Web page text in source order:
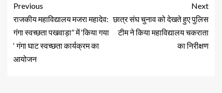
Previous
राजकीय महाविद्यालय मजरा महादेव:
गंगा स्वच्छता पखवाड़ा” में ‘किया गया
‘ गंगा घाट स्वच्छता कार्यक्रम का
आयोजन
Next
छात्र संघ चुनाव को देखते हुए पुलिस
टीम ने किया महाविद्यालय चकराता
का निरीक्षण